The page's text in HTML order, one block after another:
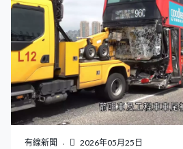
的被抬上擔架，有乘客要用頸箍。
都有血漬，由救護車送院，傷勢較
處。 連撞兩架工程車的九巴車頭擋
吊臂捅穿玻璃，司機位嚴重變形。
的急救物品。首先被撞的箭咀車車
變型。這塊紅色碎片相信從涉事的
與九巴最終停下的位置大約有50米
時，被撞的工程車當時正在青葵公
巴的意外。路面四條行車線其中三
有線新聞 2026年05月25日